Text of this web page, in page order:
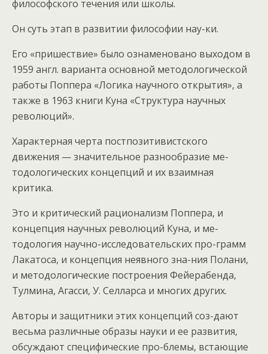
философского течения или школы.
Он суть этап в развитии философии нау-ки.
Его «пришествие» было ознаменовано выходом в
1959 англ. варианта основной методологической
работы Поппера «Логика научного открытия», а
также в 1963 книги Куна «Структура научных
революций».
Характерная черта постпозитивистского
движения — значительное разнообразие ме-
тодологических концепций и их взаимная
критика.
Это и критический рационализм Поппера, и
концепция научных революций Куна, и ме-
тодология научно-исследовательских про-грамм
Лакатоса, и концепция неявного зна-ния Полани,
и методологические построения Фейерабенда,
Тулмина, Агасси, У. Селларса и многих других.
Авторы и защитники этих концепций соз-дают
весьма различные образы науки и ее развития,
обсуждают специфические про-блемы, встающие